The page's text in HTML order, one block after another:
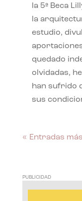
la 5ª Beca
la
estudio,
quedado
olvidadas,
han sufrido
sus
« Entradas
PUBLICIDAD